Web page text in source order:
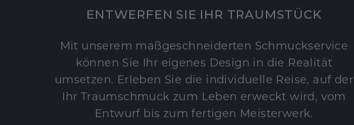
ENTWERFEN SIE IHR TRAUMSTÜCK
Mit unserem maßgeschneiderten Schmuckservice
können Sie Ihr eigenes Design in die Realität
umsetzen. Erleben Sie die individuelle Reise, auf der
Ihr Traumschmuck zum Leben erweckt wird, vom
Entwurf bis zum fertigen Meisterwerk.